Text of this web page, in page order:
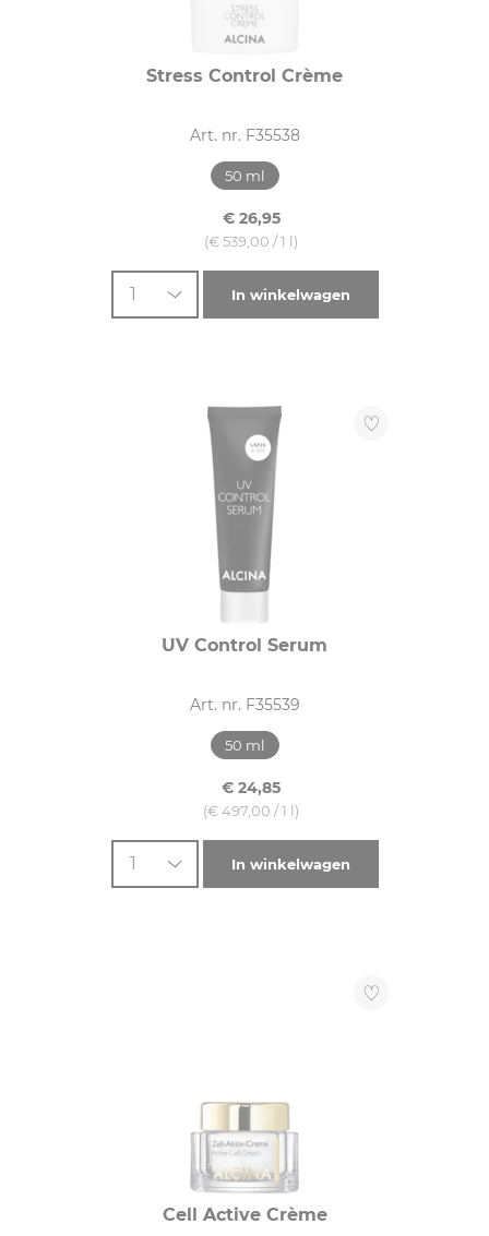
Stress Control Crème
Art. nr. F35538
50 ml
€ 26,95
(€ 539,00 / 1 l)
1 In winkelwagen
UV Control Serum
Art. nr. F35539
50 ml
€ 24,85
(€ 497,00 / 1 l)
1 In winkelwagen
Cell Active Crème